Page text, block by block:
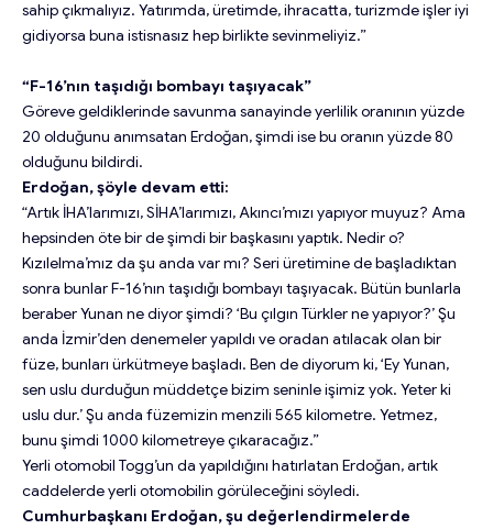
sahip çıkmalıyız. Yatırımda, üretimde, ihracatta, turizmde işler iyi
gidiyorsa buna istisnasız hep birlikte sevinmeliyiz.”
“F-16’nın taşıdığı bombayı taşıyacak”
Göreve geldiklerinde savunma sanayinde yerlilik oranının yüzde
20 olduğunu anımsatan Erdoğan, şimdi ise bu oranın yüzde 80
olduğunu bildirdi.
Erdoğan, şöyle devam etti:
“Artık İHA’larımızı, SİHA’larımızı, Akıncı’mızı yapıyor muyuz? Ama
hepsinden öte bir de şimdi bir başkasını yaptık. Nedir o?
Kızılelma’mız da şu anda var mı? Seri üretimine de başladıktan
sonra bunlar F-16’nın taşıdığı bombayı taşıyacak. Bütün bunlarla
beraber Yunan ne diyor şimdi? ‘Bu çılgın Türkler ne yapıyor?’ Şu
anda İzmir’den denemeler yapıldı ve oradan atılacak olan bir
füze, bunları ürkütmeye başladı. Ben de diyorum ki, ‘Ey Yunan,
sen uslu durduğun müddetçe bizim seninle işimiz yok. Yeter ki
uslu dur.’ Şu anda füzemizin menzili 565 kilometre. Yetmez,
bunu şimdi 1000 kilometreye çıkaracağız.”
Yerli otomobil Togg’un da yapıldığını hatırlatan Erdoğan, artık
caddelerde yerli otomobilin görüleceğini söyledi.
Cumhurbaşkanı Erdoğan, şu değerlendirmelerde